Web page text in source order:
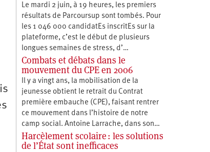
Le mardi 2 juin, à 19 heures, les premiers
résultats de Parcoursup sont tombés. Pour
les 1 046 000 candidatEs inscritEs sur la
plateforme, c’est le début de plusieurs
longues semaines de stress, d’…
Combats et débats dans le
mouvement du CPE en 2006
Il y a vingt ans, la mobilisation de la
jeunesse obtient le retrait du Contrat
première embauche (CPE), faisant rentrer
ce mouvement dans l’histoire de notre
camp social. Antoine Larrache, dans son…
Harcèlement scolaire : les solutions
de l’État sont inefficaces